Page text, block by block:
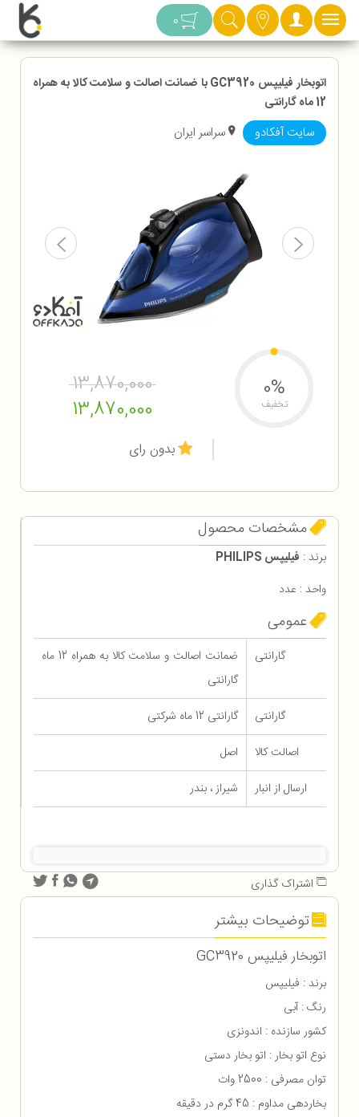
دسته بندی 0
اتوبخار فیلیپس GC3920 با ضمانت اصالت و سلامت کالا به همراه
12 ماه گارانتی
سایت آفکادو سراسر ایران
13,870,000
13,870,000
0%
تخفیف
بدون رای
مشخصات محصول
برند : فیلیپس PHILIPS
واحد : عدد
عمومی
گارانتی
ضمانت اصالت و سلامت کالا به همراه 12 ماه
گارانتی
گارانتی
گارانتی 12 ماه شرکتی
اصالت کالا
اصل
ارسال از انبار
شیراز ، بندر
اشتراک گذاری
توضیحات بیشتر
اتوبخار فیلیپس GC3920
برند : فیلیپس
رنگ : آبی
کشور سازنده : اندونزی
نوع اتو بخار : اتو بخار دستی
توان مصرفی : 2500 وات
بخاردهی مداوم : 45 گرم در دقیقه